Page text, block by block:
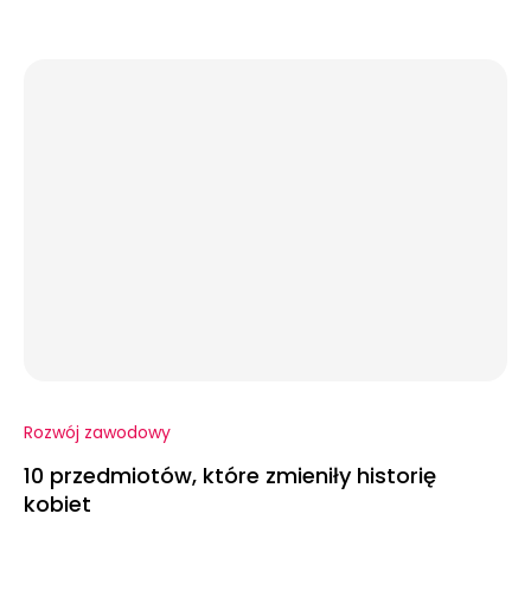
Rozwój zawodowy
10 przedmiotów, które zmieniły historię
kobiet